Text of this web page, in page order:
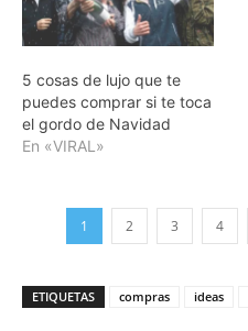
5 cosas de lujo que te
puedes comprar si te toca
el gordo de Navidad
En «VIRAL»
1 2 3 4
ETIQUETAS compras ideas